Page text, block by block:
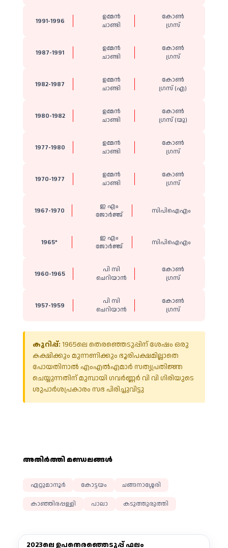
1991-1996
ഉമ്മൻ
ചാണ്ടി
കോൺ​
ഗ്രസ്
1987-1991
ഉമ്മൻ
ചാണ്ടി
കോൺ​
ഗ്രസ്
1982-1987
ഉമ്മൻ
ചാണ്ടി
കോൺ​
ഗ്രസ് (എ)
1980-1982
ഉമ്മൻ
ചാണ്ടി
കോൺ​
ഗ്രസ് (യു)
1977-1980
ഉമ്മൻ
ചാണ്ടി
കോൺ​
ഗ്രസ്
1970-1977
ഉമ്മൻ
ചാണ്ടി
കോൺ​
ഗ്രസ്
1967-1970
ഇ എം
ജോർജ്ജ്
സിപിഐഎം
1965*
ഇ എം
ജോർജ്ജ്
സിപിഐഎം
1960-1965
പി സി
ചെറിയാൻ
കോൺ​
ഗ്രസ്
1957-1959
പി സി
ചെറിയാൻ
കോൺ​
ഗ്രസ്
കുറിപ്പ്: 1965ലെ തെരഞ്ഞെടുപ്പിന് ശേഷം ഒരു
കക്ഷിക്കും മുന്നണിക്കും ഭൂരിപക്ഷമില്ലാതെ
പോയതിനാൽ എംഎൽഎമാർ സത്യപ്രതിജ്ഞ
ചെയ്യുന്നതിന് മുമ്പായി ഗവർണ്ണർ വി വി ഗിരിയുടെ
ശുപാർശപ്രകാരം സഭ പിരിച്ചുവിട്ടു
അതിര്‍ത്തി മണ്ഡലങ്ങള്‍
ഏറ്റുമാനൂർ കോട്ടയം ചങ്ങനാശ്ശേരി
കാഞ്ഞിരപ്പള്ളി പാലാ കടുത്തുരുത്തി
2023ലെ ഉപതെരഞ്ഞെടുപ്പ് ഫലം